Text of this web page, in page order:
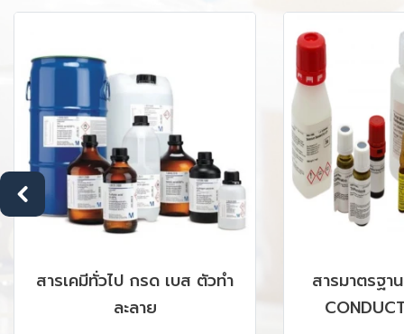
สารเคมีทั่วไป กรด เบส ตัวทำ
ละลาย
สารมาตรฐา